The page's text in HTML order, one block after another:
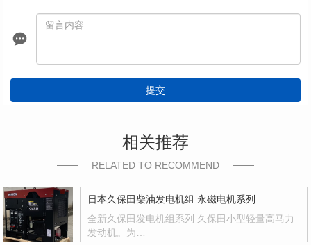
提交
相关推荐
RELATED TO RECOMMEND
日本久保田柴油发电机组 永磁电机系列
全新久保田发电机组系列 久保田小型轻量高马力
发动机。为…